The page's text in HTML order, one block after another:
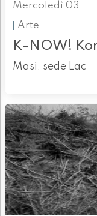
Mercoledì 03
Arte
K-NOW!
Masi, sede Lac